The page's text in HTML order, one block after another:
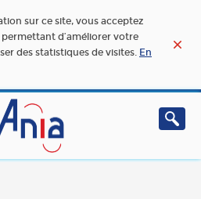
sur ce site, vous acceptez
permettant d’améliorer votre
des statistiques de visites. En